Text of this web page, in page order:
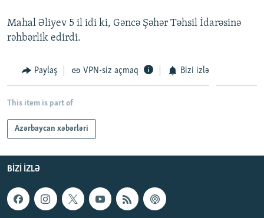
AZADLIQRADIOSU MOBIL TELEFONUNUZDA
XƏBƏR BÜLLETENLƏRIMIZ
RFE/RL-in bütün saytları
Mahal Əliyev 5 il idi ki, Gəncə Şəhər Təhsil İdarəsinə
rəhbərlik edirdi.
Paylaş VPN-siz açmaq Bizi izlə
This item is part of
Azərbaycan xəbərləri
BIZI IZLƏ